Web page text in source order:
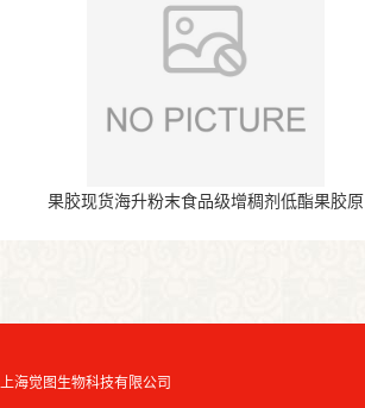
果胶现货海升粉末食品级增稠剂低酯果胶原
上海觉图生物科技有限公司